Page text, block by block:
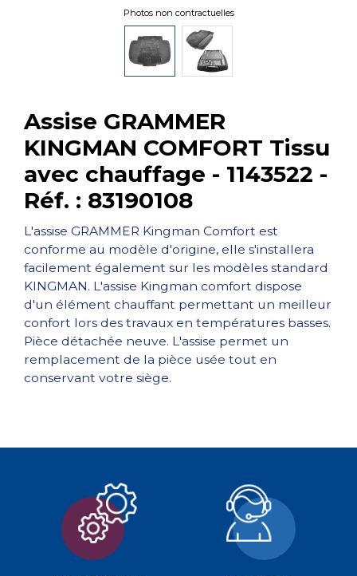
Assise GRAMMER
KINGMAN COMFORT Tissu
avec chauffage - 1143522 -
Réf. : 83190108
L'assise GRAMMER Kingman Comfort est
conforme au modèle d'origine, elle s'installera
facilement également sur les modèles standard
KINGMAN. L'assise Kingman comfort dispose
d'un élément chauffant permettant un meilleur
confort lors des travaux en températures basses.
Pièce détachée neuve. L'assise permet un
remplacement de la pièce usée tout en
conservant votre siège.
Photos non contractuelles